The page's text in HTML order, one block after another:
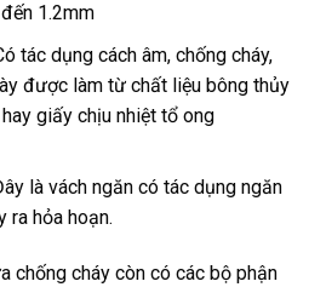
1.2mm
tác dụng cách âm, chống cháy,
được làm từ chất liệu bông thủy
giấy chịu nhiệt tổ ong
là vách ngăn có tác dụng ngăn
ra hỏa hoạn.
chống cháy còn có các bộ phận